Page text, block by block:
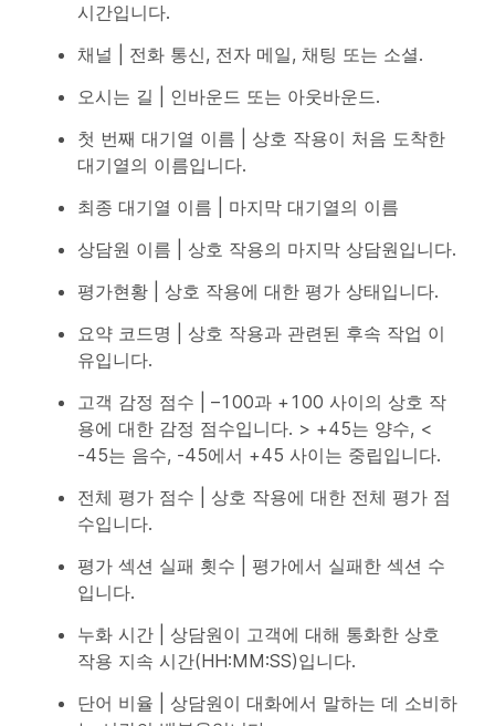
시간입니다.
채널 | 전화 통신, 전자 메일, 채팅 또는 소셜.
오시는 길 | 인바운드 또는 아웃바운드.
첫 번째 대기열 이름 | 상호 작용이 처음 도착한
대기열의 이름입니다.
최종 대기열 이름 | 마지막 대기열의 이름
상담원 이름 | 상호 작용의 마지막 상담원입니다.
평가현황 | 상호 작용에 대한 평가 상태입니다.
요약 코드명 | 상호 작용과 관련된 후속 작업 이
유입니다.
고객 감정 점수 | –100과 +100 사이의 상호 작
용에 대한 감정 점수입니다. > +45는 양수, <
-45는 음수, -45에서 +45 사이는 중립입니다.
전체 평가 점수 | 상호 작용에 대한 전체 평가 점
수입니다.
평가 섹션 실패 횟수 | 평가에서 실패한 섹션 수
입니다.
누화 시간 | 상담원이 고객에 대해 통화한 상호
작용 지속 시간(HH:MM:SS)입니다.
단어 비율 | 상담원이 대화에서 말하는 데 소비하